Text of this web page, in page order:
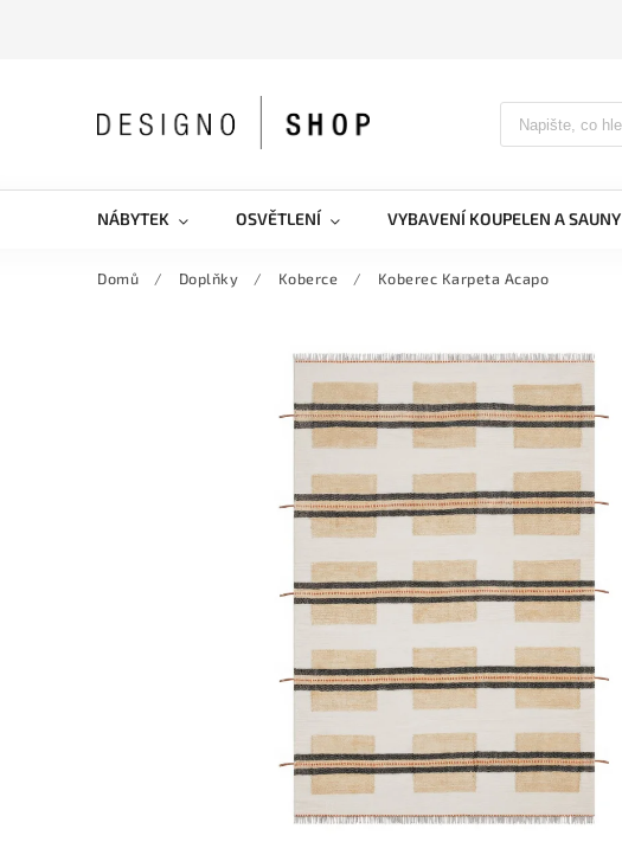
NÁBYTEK OSVĚTLENÍ VYBAVENÍ KOUPELEN A SAUNY
Domů / Doplňky / Koberce / Koberec Karpeta Acapo